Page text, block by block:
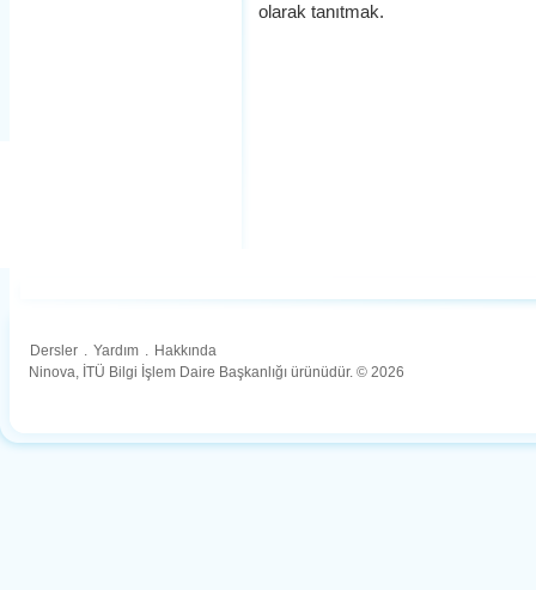
olarak tanıtmak.
Dersler . Yardım . Hakkında
Ninova, İTÜ Bilgi İşlem Daire Başkanlığı ürünüdür. © 2026